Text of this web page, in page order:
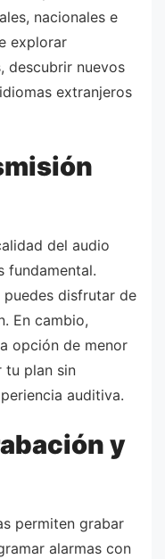
nacionales e
explorar
descubrir nuevos
extranjeros
del audio
fundamental.
puedes disfrutar de
En cambio,
opción de menor
tu plan sin
auditiva.
y
permiten grabar
alarmas con